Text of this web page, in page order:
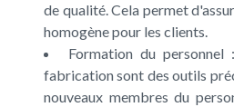
de qualité. Cela permet
homogène pour les clients.
Formation du
fabrication sont des outils
nouveaux membres du